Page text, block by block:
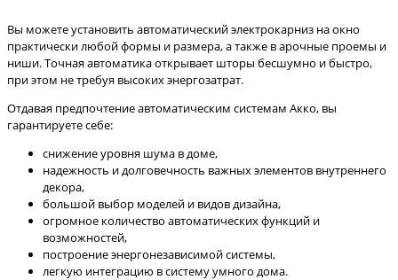
Вы можете установить автоматический электрокарниз на окно
практически любой формы и размера, а также в арочные проемы и
ниши. Точная автоматика открывает шторы бесшумно и быстро,
при этом не требуя высоких энергозатрат.
Отдавая предпочтение автоматическим системам Акко, вы
гарантируете себе:
снижение уровня шума в доме,
надежность и долговечность важных элементов внутреннего
декора,
большой выбор моделей и видов дизайна,
огромное количество автоматических функций и
возможностей,
построение энергонезависимой системы,
легкую интеграцию в систему умного дома.